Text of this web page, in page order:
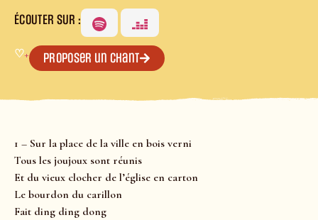
ÉCOUTER SUR :
♡+ Proposer un chant
1 – Sur la place de la ville en bois verni
Tous les joujoux sont réunis
Et du vieux clocher de l’église en carton
Le bourdon du carillon
Fait ding ding dong